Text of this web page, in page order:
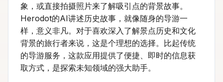
象，或直接拍摄照片来了解吸引点的背景故事。
Herodot的AI讲述历史故事，就像随身的导游一
样，意义非凡。对于喜欢深入了解景点历史和文化
背景的旅行者来说，这是个理想的选择。比起传统
的导游服务，这款应用提供了便捷、即时的信息获
取方式，是探索未知领域的强大助手。